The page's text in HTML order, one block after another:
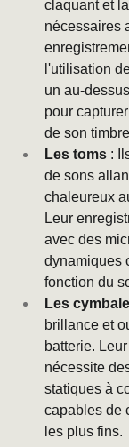
claquant et
nécessaires
l'utilisation
un au-
pour
de son
Les toms :
de sons
chaleureux
Leur
avec des
dynamiques
fonction du
Les
brillance et
batterie.
nécessite
statiques à
capables de
les plus fins.